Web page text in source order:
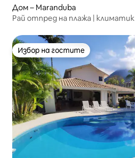
Дом – Maranduba
Рай отпред на плажа | климатик
Избор на гостите
Избор на гостите